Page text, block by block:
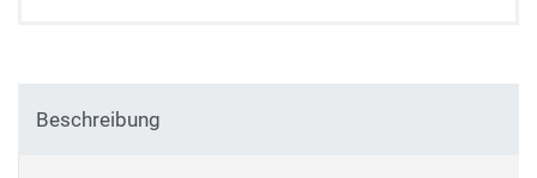
Beschreibung